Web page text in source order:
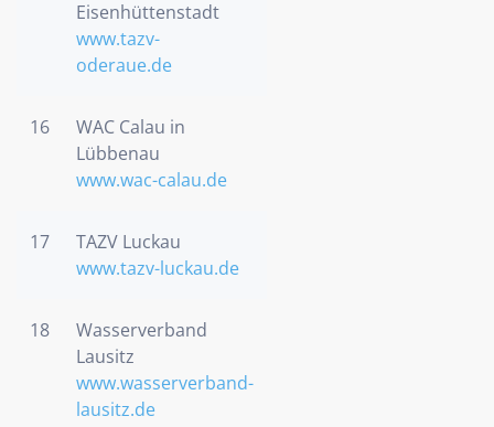
Eisenhüttenstadt
www.tazv-
oderaue.de
16
WAC Calau in
Lübbenau
www.wac-calau.de
17
TAZV Luckau
www.tazv-luckau.de
18
Wasserverband
Lausitz
www.wasserverband-
lausitz.de